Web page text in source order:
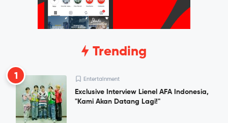
Trending
1 Entertainment
Exclusive Interview Lienel AFA Indonesia,
"Kami Akan Datang Lagi!"